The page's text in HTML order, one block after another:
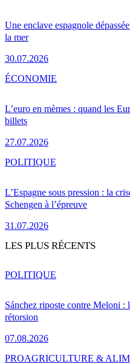
Une enclave espagnole
la mer
30.07.2026
L’euro en mèmes : quand les
billets
27.07.2026
ÉCONOMIE
L’Espagne sous pression : la
Schengen à l’épreuve
31.07.2026
POLITIQUE
LES PLUS RÉCENTS
Sánchez riposte contre Meloni :
rétorsion
07.08.2026
POLITIQUE
PROAGRICULTURE &